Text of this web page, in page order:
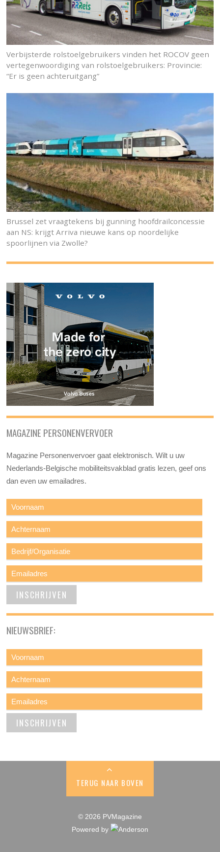
Verbijsterde rolstoelgebruikers vinden het ROCOV geen
vertegenwoordiging van rolstoelgebruikers: Provincie:
“Er is geen achteruitgang”
Brussel zet vraagtekens bij gunning hoofdrailconcessie
aan NS: krijgt Arriva nieuwe kans op noordelijke
spoorlijnen via Zwolle?
MAGAZINE PERSONENVERVOER
Magazine Personenvervoer gaat elektronisch. Wilt u uw
Nederlands-Belgische mobiliteitsvakblad gratis lezen, geef ons
dan even uw emailadres.
NIEUWSBRIEF:
TERUG NAAR BOVEN
© 2026 PVMagazine
Powered by